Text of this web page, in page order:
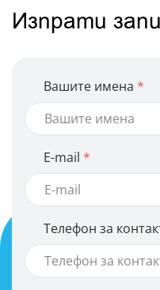
Изпрати
Вашите имена
E-mail
Телефон за